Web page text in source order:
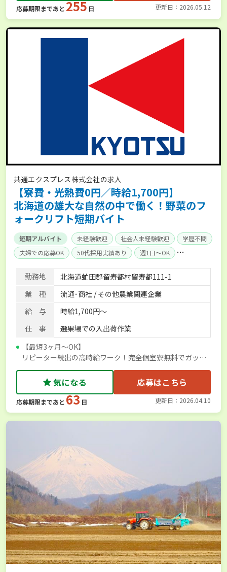
応募期限まであと 255 日 更新日：2026.05.12
共通エクスプレス株式会社の求人
【寮費・光熱費0円／時給1,700円】
北海道の雄大な自然の中で働く！野菜のフ
ォークリフト短期バイト
短期アルバイト 未経験歓迎 社会人未経験歓迎
学歴不問
夫婦での応募OK
50代採用実績あり
週1日～OK
経験者優遇 社会保険完備 単身寮あり
勤務地
北海道虻田郡留寿都村留寿都111-1
業 種
流通･商社 / その他農業関連企業
給 与
時給1,700円～
仕 事
選果場での入出荷作業
【最短3ヶ月〜OK】
リピーター続出の高時給ワーク！完全個室寮無料でガッツ
リ稼ぎながら北海道を満喫しよう！
気になる 応募はこちら
応募期限まであと 63 日 更新日：2026.04.10